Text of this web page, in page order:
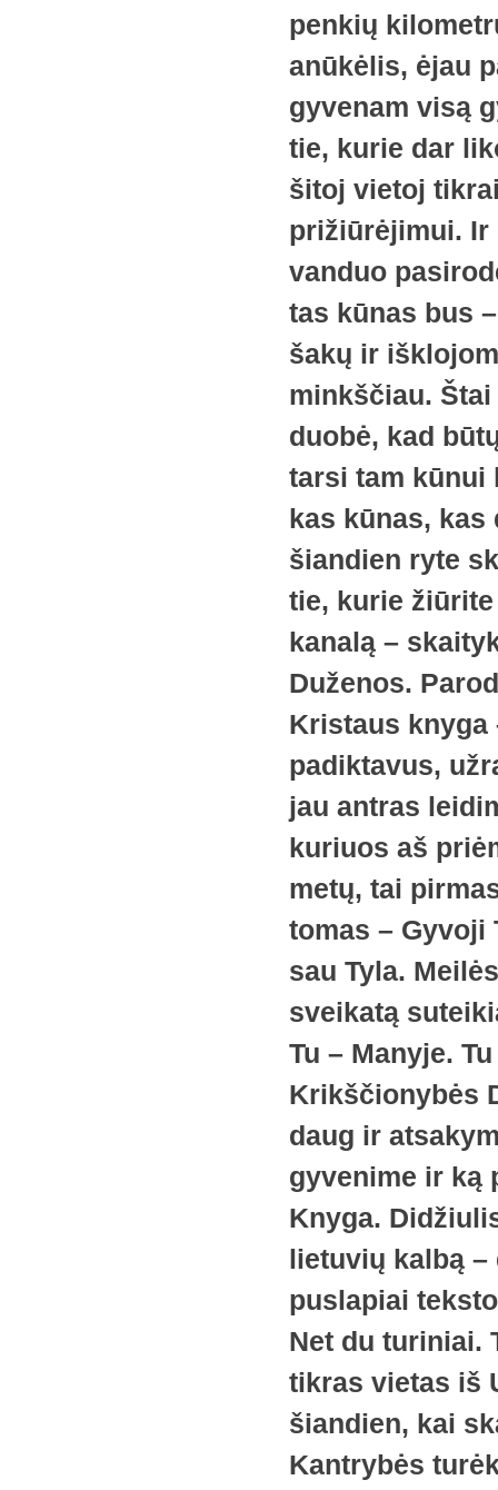
penkių
anūkėlis, ėjau
gyvenam visą
tie, kurie dar
šitoj vietoj
prižiūrėjimui. Ir
vanduo
tas kūnas bus
šakų ir
minkščiau.
duobė, kad
tarsi tam kūnui
kas kūnas, kas
šiandien ryte
tie, kurie
kanalą –
Duženos.
Kristaus
padiktavus,
jau antras
kuriuos aš
metų, tai
tomas – Gyvoji
sau Tyla.
sveikatą
Tu – Manyje.
Krikščionybės
daug ir
gyvenime ir ką
Knyga.
lietuvių kalbą
puslapiai
Net du turiniai.
tikras vietas iš
šiandien, kai
Kantrybės